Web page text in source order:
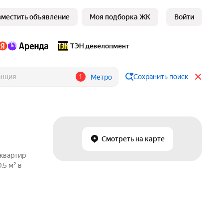
объявление Моя подборка ЖК Войти
1 Метро Сохранить поиск
Смотреть на карте
м² в